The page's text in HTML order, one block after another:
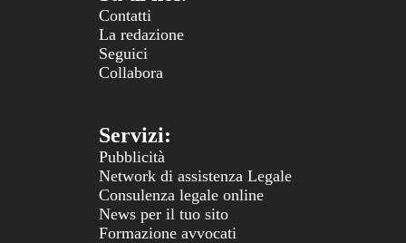
Contatti
La redazione
Seguici
Collabora
Servizi:
Pubblicità
Network di assistenza Legale
Consulenza legale online
News per il tuo sito
Formazione avvocati